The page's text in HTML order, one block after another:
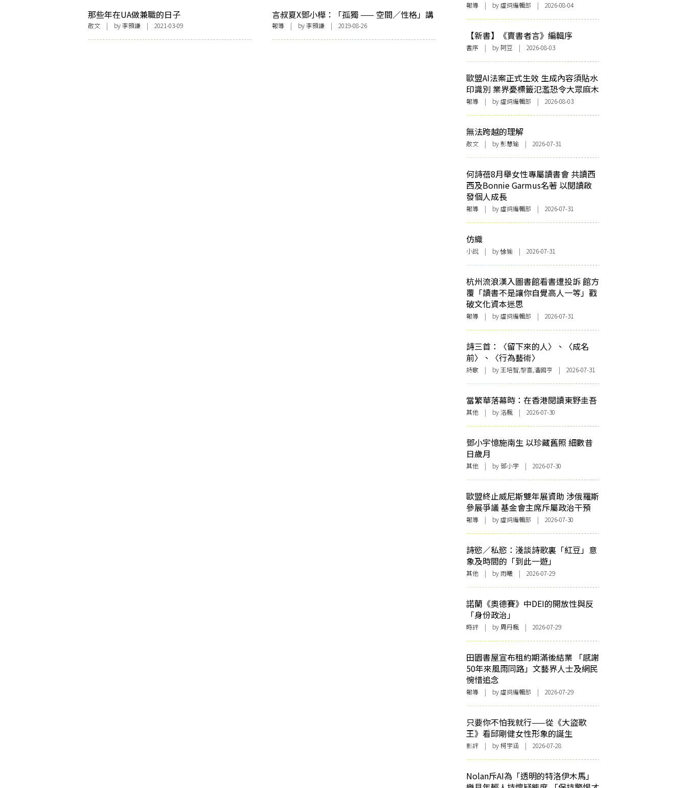
那些年在UA做兼職的日子
散文 | by李顥謙 | 2021-03-09
言叔夏X鄧小樺：「孤獨 —— 空間／性格」講
座紀錄
報導 | by李顥謙 | 2019-08-26
報導 | by 虛詞編輯部 | 2026-08-04
【新書】《賣書者言》編輯序
書序 | by 阿豆 | 2026-08-03
歐盟AI法案正式生效 生成內容須貼水
印識別 業界憂標籤氾濫恐令大眾麻木
報導 | by 虛詞編輯部 | 2026-08-03
無法跨越的理解
散文 | by 彭慧瑜 | 2026-07-31
何詩蓓8月舉女性專屬讀書會 共讀西
西及Bonnie Garmus名著 以閱讀啟
發個人成長
報導 | by 虛詞編輯部 | 2026-07-31
仿織
小說 | by 悇愉 | 2026-07-31
杭州流浪漢入圖書館看書遭投訴 館方
覆「讀書不是讓你自覺高人一等」戳
破文化資本迷思
報導 | by 虛詞編輯部 | 2026-07-31
詩三首：〈留下來的人〉、〈成名
前〉、〈行為藝術〉
詩歌 | by 王培智,黎喜,潘國亨 | 2026-07-31
當繁華落幕時：在香港閱讀東野圭吾
其他 | by洛楓 | 2026-07-30
鄧小宇憶施南生 以珍藏舊照 細數昔
日歲月
其他 | by 鄧小宇 | 2026-07-30
歐盟終止威尼斯雙年展資助 涉俄羅斯
參展爭議 基金會主席斥屬政治干預
報導 | by 虛詞編輯部 | 2026-07-30
詩慾／私慾：淺談詩歌裏「紅豆」意
象及時間的「到此一遊」
其他 | by 雨曦 | 2026-07-29
諾蘭《奧德賽》中DEI的開放性與反
「身份政治」
時評 | by 周丹楓 | 2026-07-29
田園書屋宣布租約期滿後結業 「感謝
50年來風雨同路」文藝界人士及網民
惋惜追念
報導 | by 虛詞編輯部 | 2026-07-29
只要你不怕我就行——從《大盜歌
王》看邱剛健女性形象的誕生
影評 | by 柯宇涵 | 2026-07-28
Nolan斥AI為「透明的特洛伊木馬」